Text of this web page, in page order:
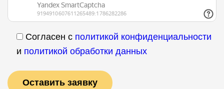
Согласен с политикой конфиденциальности
и политикой обработки данных